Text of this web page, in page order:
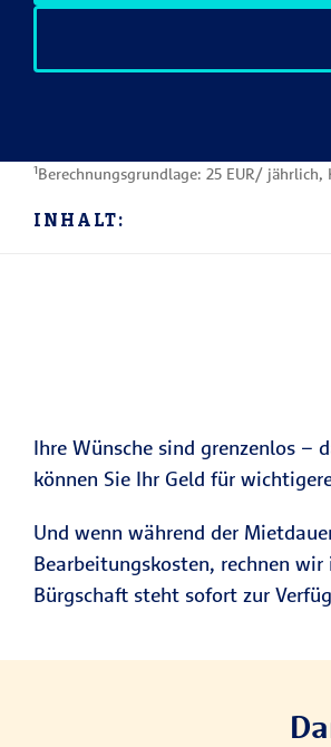
¹Berechnungsgrundlage: 25 EUR/
INHALT:
Ihre Wünsche sind grenzenlos –
können Sie Ihr Geld für
Und wenn während der
Bearbeitungskosten, rechnen
Bürgschaft steht sofort zur